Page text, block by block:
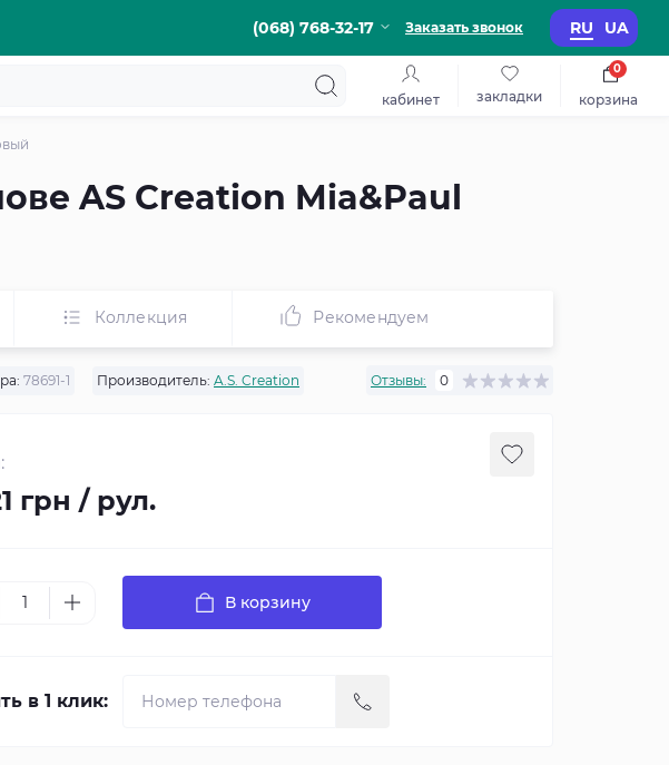
(068) 768-32-17 Заказать звонок RU UA
кабинет закладки корзина
0
AS Creation Mia&Paul
Коллекция Рекомендуем
78691-1 Производитель: A.S. Creation Отзывы: 0
грн / рул.
В корзину
в 1 клик: